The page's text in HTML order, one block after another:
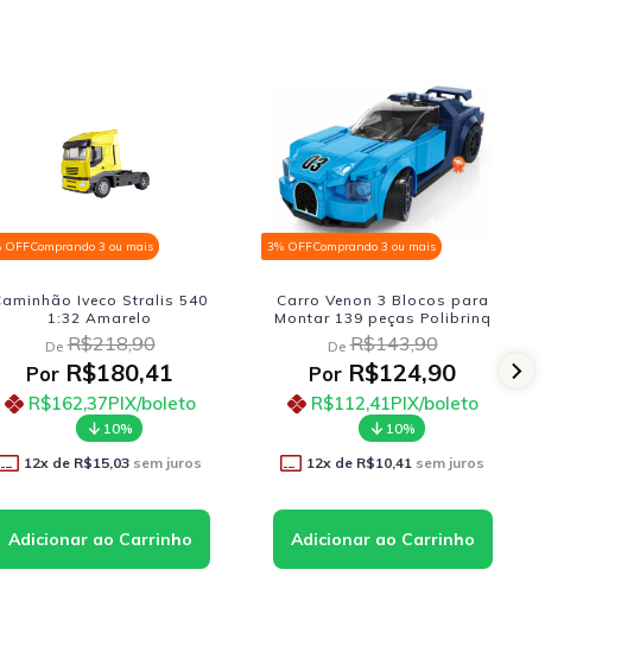
ou mais
Stralis 540
PIX/boleto
sem juros
Comprando 3 ou mais
Carro Venon 3 Blocos para
Montar 139 peças Polibrinq
R$143,90
R$124,90
PIX/boleto
R$10,41 sem juros
Dodge Charger R/t
Por